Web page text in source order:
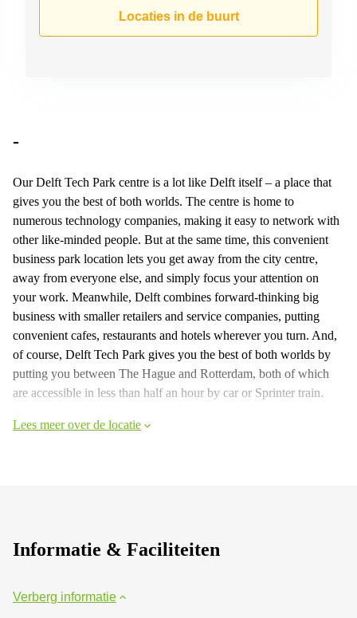
Kantoorruimte
Haarlem
Kantoor
Huren
in
Hengelo
Bedrijfsruimte
Huren in
Nijmegen
Locaties in de buurt
-
Our Delft Tech Park centre is a lot like Delft itself – a place that
gives you the best of both worlds. The centre is home to
numerous technology companies, making it easy to network with
other like-minded people. But at the same time, this convenient
business park location lets you get away from the city centre,
away from everyone else, and simply focus your attention on
your work. Meanwhile, Delft combines forward-thinking big
business with smaller retailers and service companies, putting
convenient cafes, restaurants and hotels wherever you turn. And,
of course, Delft Tech Park gives you the best of both worlds by
putting you between The Hague and Rotterdam, both of which
are accessible in less than half an hour by car or Sprinter train.
Lees meer over de locatie
Informatie & Faciliteiten
Verberg informatie